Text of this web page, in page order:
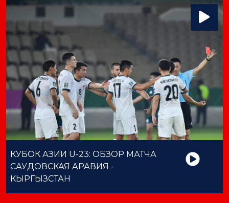
КУБОК АЗИИ U-23: ОБЗОР МАТЧА
САУДОВСКАЯ АРАВИЯ -
КЫРГЫЗСТАН